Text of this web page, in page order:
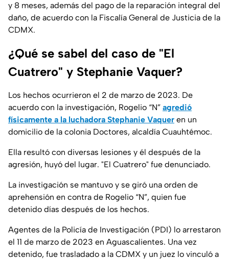
y 8 meses, además del pago de la reparación integral del
daño, de acuerdo con la Fiscalía General de Justicia de la
CDMX.
¿Qué se sabel del caso de "El
Cuatrero" y Stephanie Vaquer?
Los hechos ocurrieron el 2 de marzo de 2023. De
acuerdo con la investigación, Rogelio “N” agredió
físicamente a la luchadora Stephanie Vaquer en un
domicilio de la colonia Doctores, alcaldía Cuauhtémoc.
Ella resultó con diversas lesiones y él después de la
agresión, huyó del lugar. "El Cuatrero" fue denunciado.
La investigación se mantuvo y se giró una orden de
aprehensión en contra de Rogelio “N”, quien fue
detenido días después de los hechos.
Agentes de la Policía de Investigación (PDI) lo arrestaron
el 11 de marzo de 2023 en Aguascalientes. Una vez
detenido, fue trasladado a la CDMX y un juez lo vinculó a